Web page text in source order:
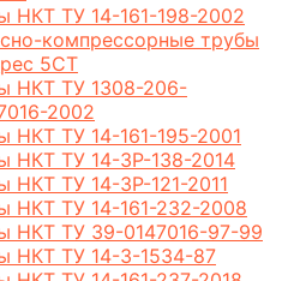
НКТ ТУ 14-161-198-2002
компрессорные трубы
5CT
НКТ ТУ 1308-206-
2002
НКТ ТУ 14-161-195-2001
НКТ ТУ 14-3Р-138-2014
НКТ ТУ 14-3Р-121-2011
НКТ ТУ 14-161-232-2008
НКТ ТУ 39-0147016-97-99
НКТ ТУ 14-3-1534-87